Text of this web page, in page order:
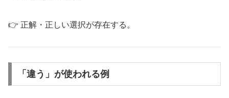
👉 正解・正しい選択が存在する。
「違う」が使われる例